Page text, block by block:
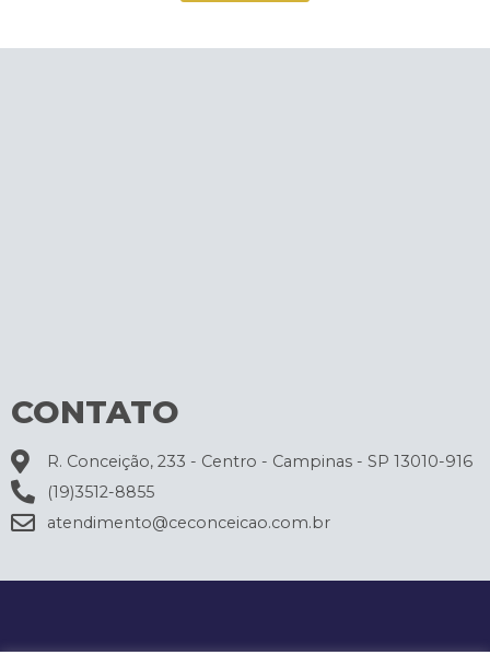
CONTATO
R. Conceição, 233 - Centro - Campinas - SP 13010-916
(19)3512-8855
atendimento@ceconceicao.com.br